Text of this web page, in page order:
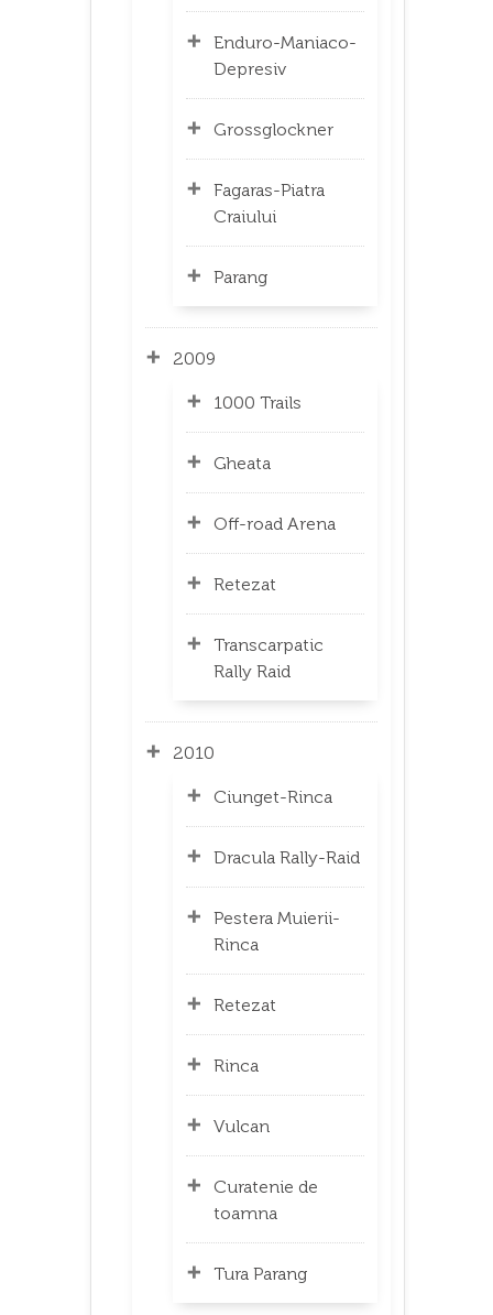
Enduro-Maniaco-
Depresiv
Grossglockner
Fagaras-Piatra
Craiului
Parang
2009
1000 Trails
Gheata
Off-road Arena
Retezat
Transcarpatic
Rally Raid
2010
Ciunget-Rinca
Dracula Rally-Raid
Pestera Muierii-
Rinca
Retezat
Rinca
Vulcan
Curatenie de
toamna
Tura Parang